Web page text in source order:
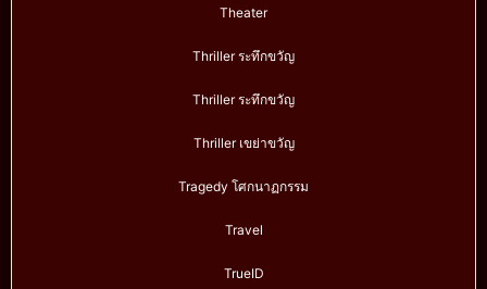
Theater
Thriller ระทึกขวัญ
Thriller ระทึกขวัญ
Thriller เขย่าขวัญ
Tragedy โศกนาฏกรรม
Travel
TrueID